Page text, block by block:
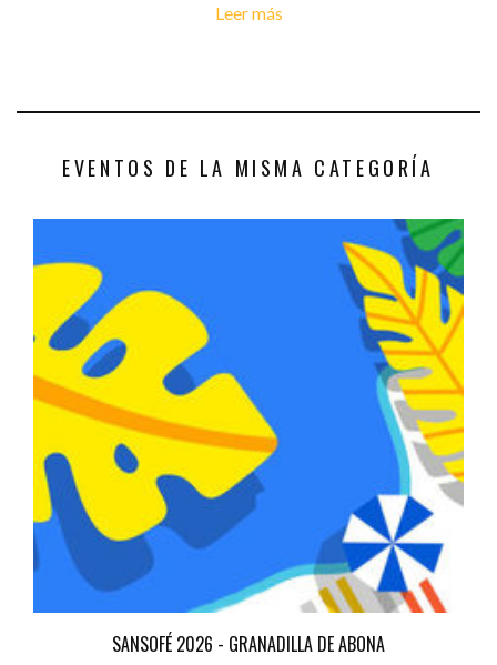
Leer más
EVENTOS DE LA MISMA CATEGORÍA
SANSOFÉ 2026 - GRANADILLA DE ABONA